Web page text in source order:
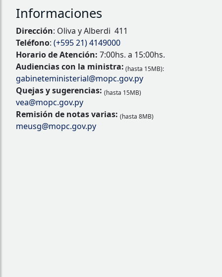
Informaciones
Dirección: Oliva y Alberdi 411
Teléfono: (+595 21) 4149000
Horario de Atención: 7:00hs. a 15:00hs.
Audiencias con la ministra: (hasta 15MB):
gabineteministerial@mopc.gov.py
Quejas y sugerencias: (hasta 15MB)
vea@mopc.gov.py
Remisión de notas varias: (hasta 8MB)
meusg@mopc.gov.py